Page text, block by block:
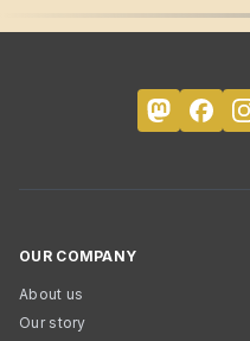
OUR COMPANY
About us
Our story